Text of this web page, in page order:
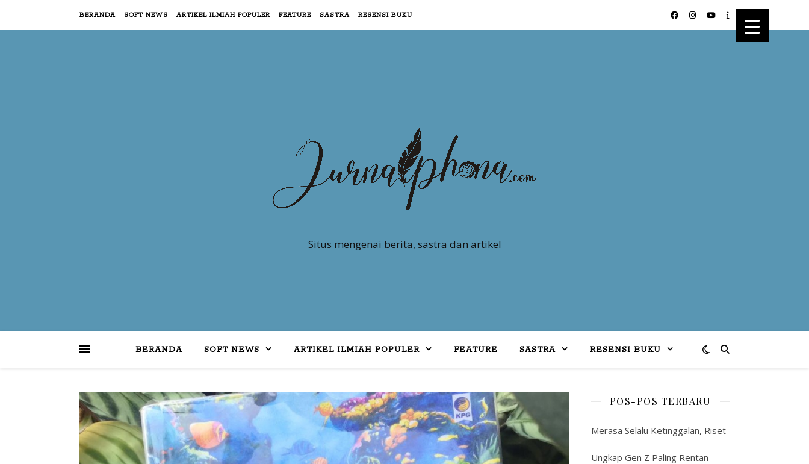
BERANDA SOFT NEWS ARTIKEL ILMIAH POPULER FEATURE SASTRA RESENSI BUKU
Situs mengenai berita, sastra dan artikel
BERANDA SOFT NEWS ARTIKEL ILMIAH POPULER FEATURE SASTRA RESENSI BUKU
POS-POS TERBARU
Merasa Selalu Ketinggalan, Riset
Ungkap Gen Z Paling Rentan